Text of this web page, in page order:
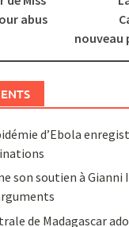
abus
nouveau
d’Ebola
son soutien à
de Madagascar